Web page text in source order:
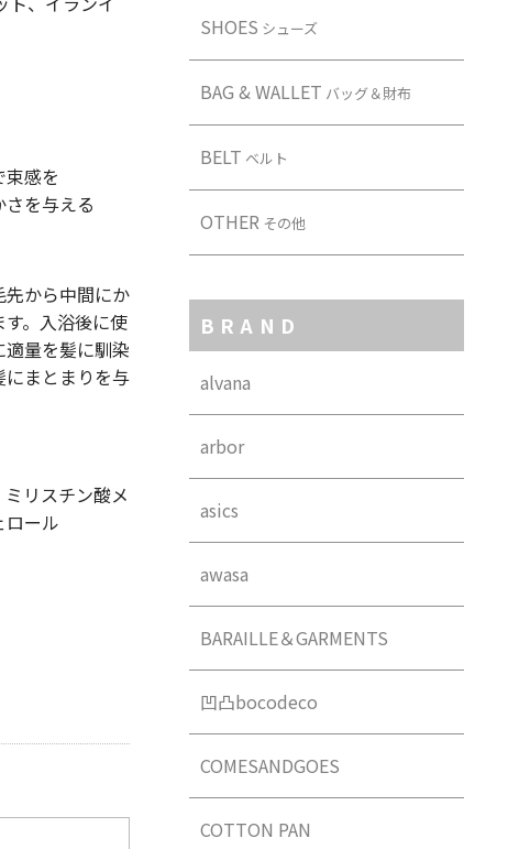
感を
を与える
から中間にか
。入浴後に使
量を髪に馴染
にまとまりを与
リスチン酸メ
ロール
SHOES シューズ
BAG & WALLET バッグ＆財布
BELT ベルト
OTHERその他
BRAND
alvana
arbor
asics
awasa
BARAILLE＆GARMENTS
凹凸bocodeco
COMESANDGOES
COTTON PAN